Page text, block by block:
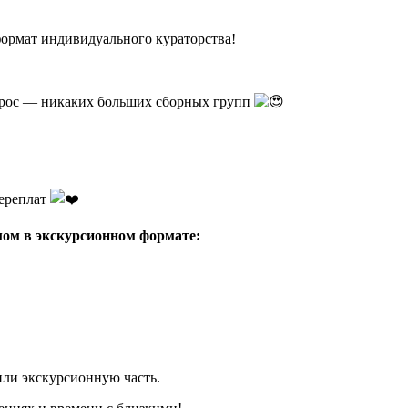
индивидуального кураторства!
— никаких больших сборных групп
в экскурсионном формате:
экскурсионную часть.